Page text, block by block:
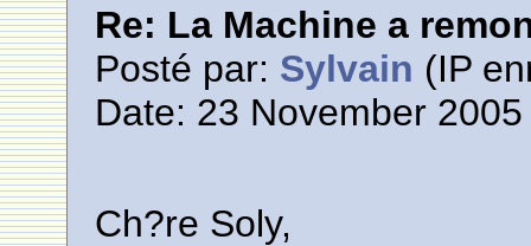
Re: La Machine a
Posté par: Sylvain (IP
Date: 23 November
Ch?re Soly,